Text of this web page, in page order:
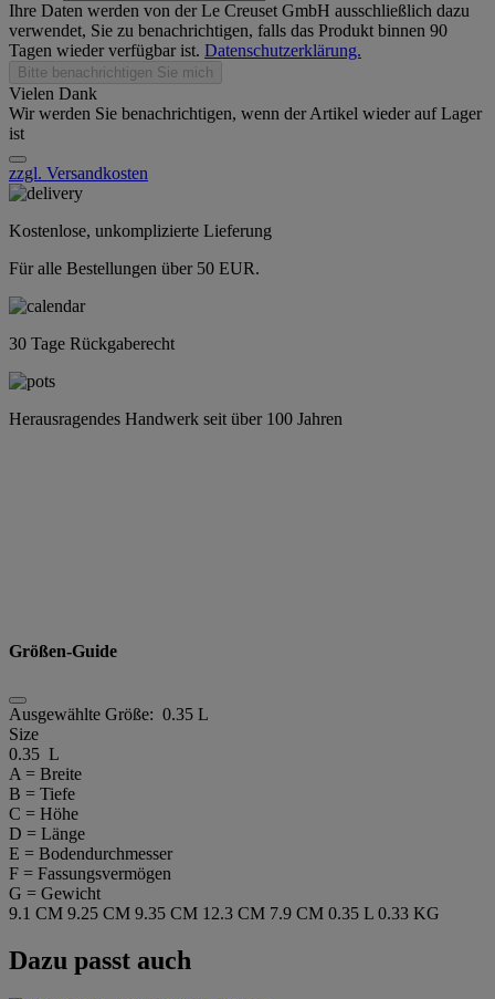
Ihre Daten werden von der Le Creuset GmbH ausschließlich dazu
verwendet, Sie zu benachrichtigen, falls das Produkt binnen 90
Tagen wieder verfügbar ist. Datenschutzerklärung.
Bitte benachrichtigen Sie mich
Vielen Dank
Wir werden Sie benachrichtigen, wenn der Artikel wieder auf Lager
ist
zzgl. Versandkosten
Kostenlose, unkomplizierte Lieferung
Für alle Bestellungen über 50 EUR.
30 Tage Rückgaberecht
Herausragendes Handwerk seit über 100 Jahren
Größen-Guide
Ausgewählte Größe: 0.35 L
Size
0.35 L
A = Breite
B = Tiefe
C = Höhe
D = Länge
E = Bodendurchmesser
F = Fassungsvermögen
G = Gewicht
9.1 CM 9.25 CM 9.35 CM 12.3 CM 7.9 CM 0.35 L 0.33 KG
Dazu passt auch